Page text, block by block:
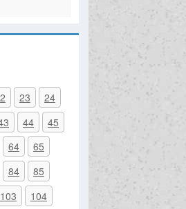
23
24
44
45
64
65
84
85
103
104